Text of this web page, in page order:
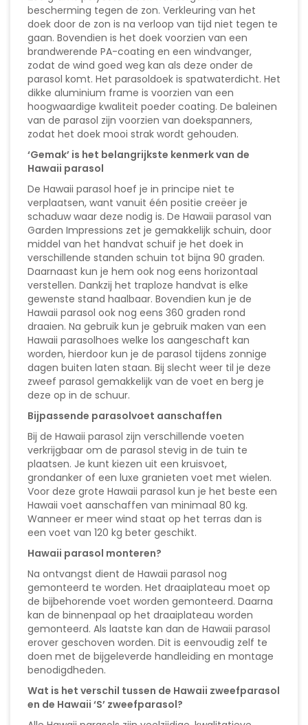
bescherming tegen de zon. Verkleuring van het
doek door de zon is na verloop van tijd niet tegen te
gaan. Bovendien is het doek voorzien van een
brandwerende PA-coating en een windvanger,
zodat de wind goed weg kan als deze onder de
parasol komt. Het parasoldoek is spatwaterdicht. Het
dikke aluminium frame is voorzien van een
hoogwaardige kwaliteit poeder coating. De baleinen
van de parasol zijn voorzien van doekspanners,
zodat het doek mooi strak wordt gehouden.
‘Gemak’ is het belangrijkste kenmerk van de
Hawaii parasol
De Hawaii parasol hoef je in principe niet te
verplaatsen, want vanuit één positie creëer je
schaduw waar deze nodig is. De Hawaii parasol van
Garden Impressions zet je gemakkelijk schuin, door
middel van het handvat schuif je het doek in
verschillende standen schuin tot bijna 90 graden.
Daarnaast kun je hem ook nog eens horizontaal
verstellen. Dankzij het traploze handvat is elke
gewenste stand haalbaar. Bovendien kun je de
Hawaii parasol ook nog eens 360 graden rond
draaien. Na gebruik kun je gebruik maken van een
Hawaii parasolhoes welke los aangeschaft kan
worden, hierdoor kun je de parasol tijdens zonnige
dagen buiten laten staan. Bij slecht weer til je deze
zweef parasol gemakkelijk van de voet en berg je
deze op in de schuur.
Bijpassende parasolvoet aanschaffen
Bij de Hawaii parasol zijn verschillende voeten
verkrijgbaar om de parasol stevig in de tuin te
plaatsen. Je kunt kiezen uit een kruisvoet,
grondanker of een luxe granieten voet met wielen.
Voor deze grote Hawaii parasol kun je het beste een
Hawaii voet aanschaffen van minimaal 80 kg.
Wanneer er meer wind staat op het terras dan is
een voet van 120 kg beter geschikt.
Hawaii parasol monteren?
Na ontvangst dient de Hawaii parasol nog
gemonteerd te worden. Het draaiplateau moet op
de bijbehorende voet worden gemonteerd. Daarna
kan de binnenpaal op het draaiplateau worden
gemonteerd. Als laatste kan dan de Hawaii parasol
erover geschoven worden. Dit is eenvoudig zelf te
doen met de bijgeleverde handleiding en montage
benodigdheden.
Wat is het verschil tussen de Hawaii zweefparasol
en de Hawaii ‘S’ zweefparasol?